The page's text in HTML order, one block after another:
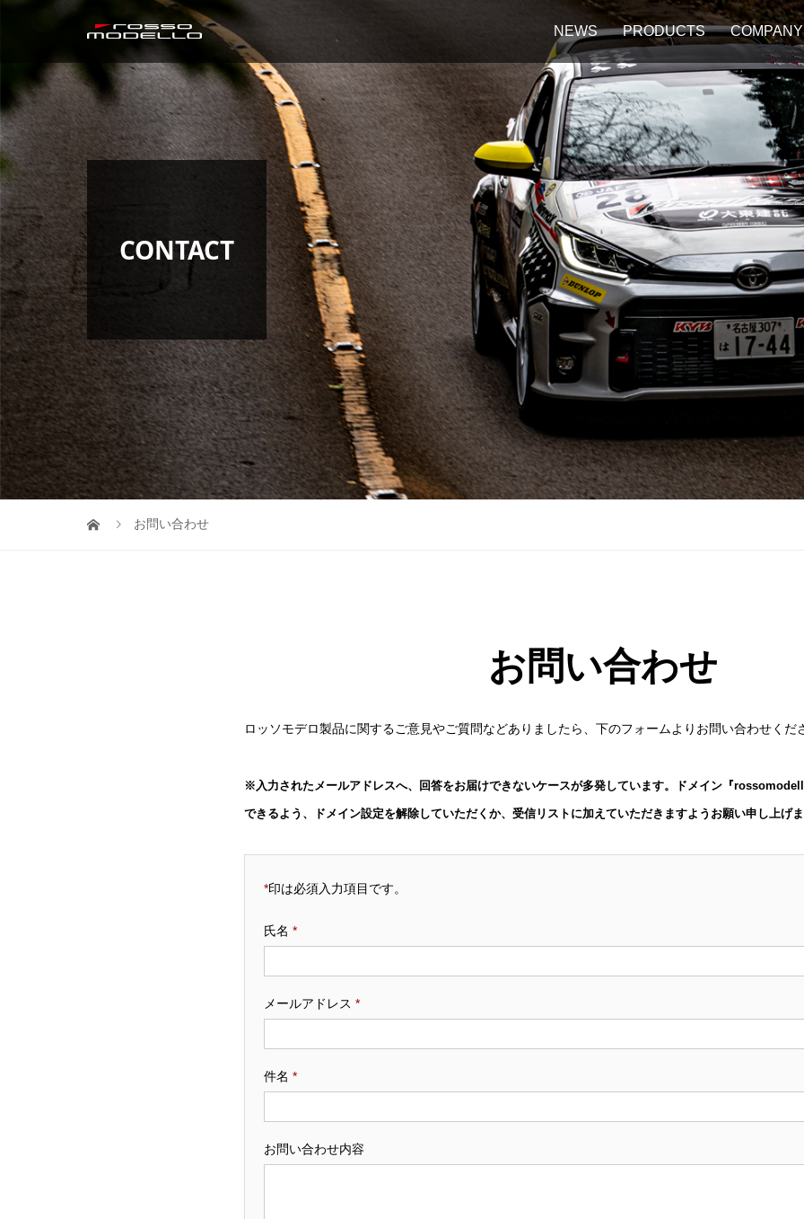
NEWS PRODUCTS COMPANY
CONTACT
お問い合わせ
お問い合わせ
ロッソモデロ製品に関するご意見やご質問などありましたら、下のフォームよりお問い合わせくだ
※入力されたメールアドレスへ、回答をお届けできないケースが多発しています。ドメイン『
できるよう、ドメイン設定を解除していただくか、受信リストに加えていただきますようお願い申し上げ
*印は必須入力項目です。
氏名 *
メールアドレス *
件名 *
お問い合わせ内容